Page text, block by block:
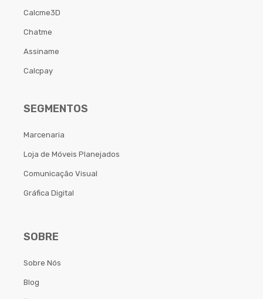
Calcme3D
Chatme
Assiname
Calcpay
SEGMENTOS
Marcenaria
Loja de Móveis Planejados
Comunicação Visual
Gráfica Digital
SOBRE
Sobre Nós
Blog